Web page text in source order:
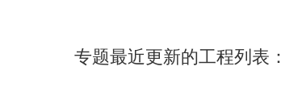
专题最近更新的工程列表：